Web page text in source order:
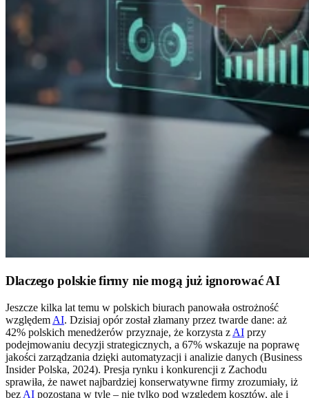
Dlaczego polskie firmy nie mogą już ignorować AI
Jeszcze kilka lat temu w polskich biurach panowała ostrożność
względem AI. Dzisiaj opór został złamany przez twarde dane: aż
42% polskich menedżerów przyznaje, że korzysta z AI przy
podejmowaniu decyzji strategicznych, a 67% wskazuje na poprawę
jakości zarządzania dzięki automatyzacji i analizie danych (Business
Insider Polska, 2024). Presja rynku i konkurencji z Zachodu
sprawiła, że nawet najbardziej konserwatywne firmy zrozumiały, iż
bez AI pozostaną w tyle – nie tylko pod względem kosztów, ale i